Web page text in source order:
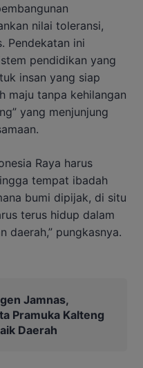
nilai toleransi,
Pendekatan ini
pendidikan yang
insan yang siap
maju tanpa kehilangan
yang menjunjung
Raya harus
tempat ibadah
bumi dipijak, di situ
terus hidup dalam
daerah,” pungkasnya.
Jamnas,
Pramuka Kalteng
Daerah